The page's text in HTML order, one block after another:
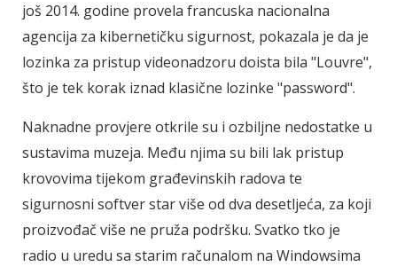
još 2014. godine provela francuska nacionalna
agencija za kibernetičku sigurnost, pokazala je da je
lozinka za pristup videonadzoru doista bila "Louvre",
što je tek korak iznad klasične lozinke "password".
Naknadne provjere otkrile su i ozbiljne nedostatke u
sustavima muzeja. Među njima su bili lak pristup
krovovima tijekom građevinskih radova te
sigurnosni softver star više od dva desetljeća, za koji
proizvođač više ne pruža podršku. Svatko tko je
radio u uredu sa starim računalom na Windowsima